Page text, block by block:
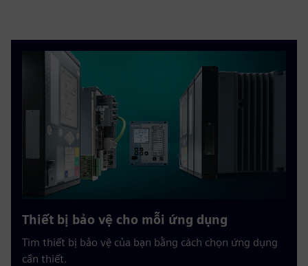
Thiết bị bảo vệ cho mỗi ứng dụng
Tìm thiết bị bảo vệ của bạn bằng cách chọn ứng dụng
cần thiết.